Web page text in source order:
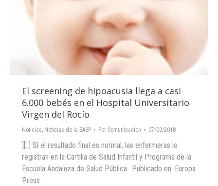
El screening de hipoacusia llega a casi
6.000 bebés en el Hospital Universitario
Virgen del Rocío
Noticias, Noticias de la EASP Por Comunicacion 07/09/2018
][..] Si el resultado final es normal, las enfermeras lo
registran en la Cartilla de Salud Infantil y Programa de la
Escuela Andaluza de Salud Pública.. Publicado en: Europa
Press